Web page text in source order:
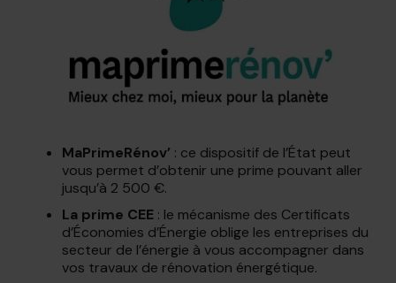
MaPrimeRénov’ : ce dispositif de l’État peut
vous permet d’obtenir une prime pouvant aller
jusqu’à 2 500 €.
La prime CEE : le mécanisme des Certificats
d’Économies d’Énergie oblige les entreprises du
secteur de l’énergie à vous accompagner dans
vos travaux de rénovation énergétique.